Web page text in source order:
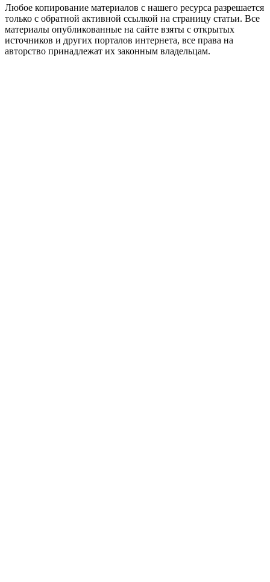
Любое копирование материалов с нашего ресурса разрешается
только с обратной активной ссылкой на страницу статьи. Все
материалы опубликованные на сайте взяты с открытых
источников и других порталов интернета, все права на
авторство принадлежат их законным владельцам.